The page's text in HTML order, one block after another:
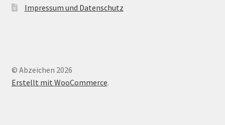
Impressum und Datenschutz
© Abzeichen 2026
Erstellt mit WooCommerce.